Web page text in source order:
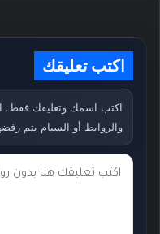
اكتب تعليقك
اكتب اسمك وتعليقك فقط.
والروابط أو السبام يتم
ت